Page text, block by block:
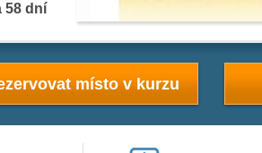
58 dní
místo v kurzu